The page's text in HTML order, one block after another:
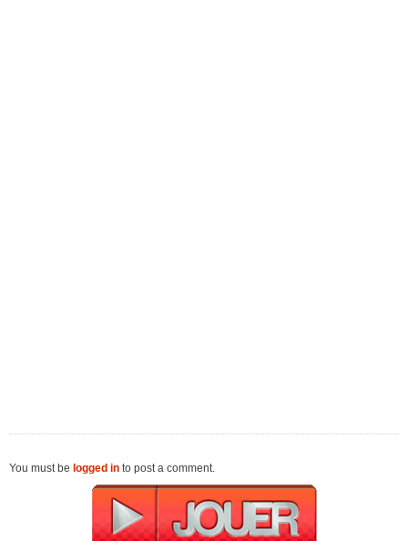
You must be logged in to post a comment.